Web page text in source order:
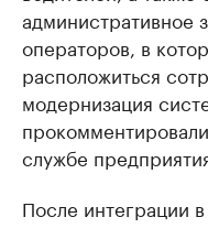
административное
операторов, в
расположиться
модернизация
службе
После интеграции